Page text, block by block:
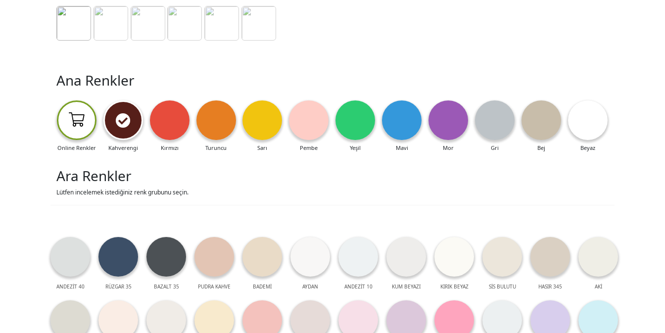
Ana Renkler
Online Renkler Kahverengi Kırmızı Turuncu Sarı Pembe Yeşil Mavi Mor Gri Bej Beyaz
Ara Renkler
Lütfen incelemek istediğiniz renk grubunu seçin.
ANDEZİT 40 RÜZGAR 35 BAZALT 35 PUDRA KAHVE BADEMİ AYDAN ANDEZİT 10 KUM BEYAZI KIRIK BEYAZ SİS BULUTU HASIR 345 AKİ